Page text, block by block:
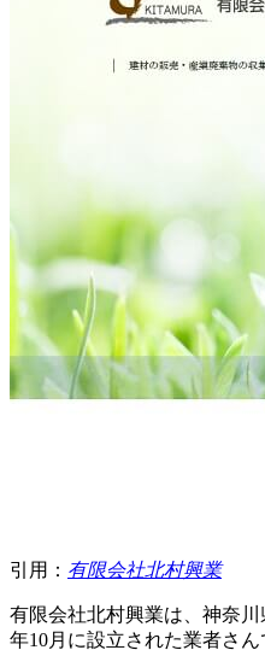
引用： 有限会社北村興業
有限会社北村興業は、神奈
年10月に設立された業者さん